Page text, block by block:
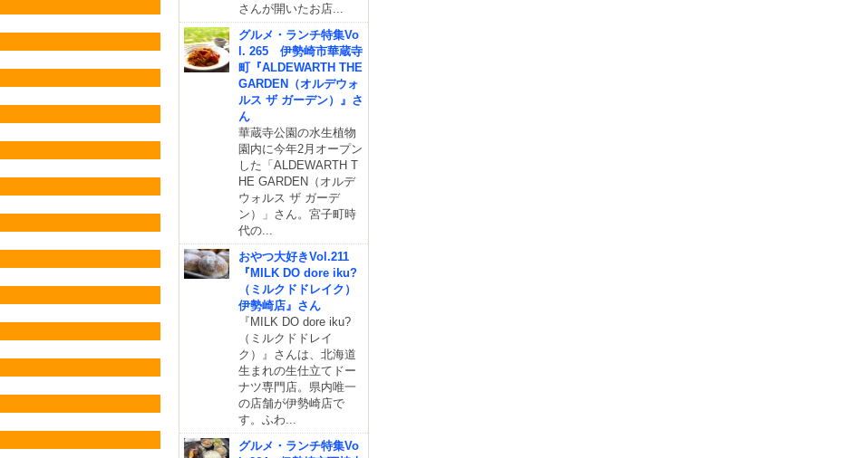
さんが開いたお店...
グルメ・ランチ特集Vo
l. 265 伊勢崎市華蔵寺
町『ALDEWARTH THE
GARDEN（オルデウォ
ルス ザ ガーデン）』さ
ん
華蔵寺公園の水生植物
園内に今年2月オープン
した「ALDEWARTH T
HE GARDEN（オルデ
ウォルス ザ ガーデ
ン）」さん。宮子町時
代の...
おやつ大好きVol.211
『MILK DO dore iku?
（ミルクドドレイク）
伊勢崎店』さん
『MILK DO dore iku?
（ミルクドドレイ
ク）』さんは、北海道
生まれの生仕立てドー
ナツ専門店。県内唯一
の店舗が伊勢崎店で
す。ふわ...
グルメ・ランチ特集Vo